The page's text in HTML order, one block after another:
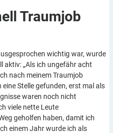
Traumjob
wichtig war, wurde
aktiv: „Als ich ungefähr acht
nach meinem Traumjob
Stelle gefunden, erst mal als
waren noch nicht
viele nette Leute
geholfen haben, damit ich
einem Jahr wurde ich als